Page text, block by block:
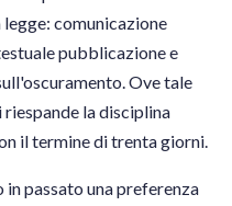
comunicazione
pubblicazione e
Ove tale
la disciplina
il termine di trenta giorni.
in passato una preferenza